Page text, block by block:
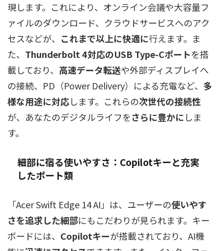
現します。これにより、オンライン会議や大容量フ
ァイルのダウンロード、クラウドサービスへのアク
セスなどが、 これまで以上に快適に行えます。ま
た、 Thunderbolt 4対応のUSB Type-Cポートを搭
載しており、 高速データ転送や外部ディスプレイへ
の接続、PD（Power Delivery）による充電など、 多
様な用途に対応します。これらの次世代の接続性
が、あなたのデジタルライフをさらに豊かにしま
す。
細部に宿る使いやすさ：Copilotキーと充実
したポート類
「Acer Swift Edge 14 AI」は、ユーザーの使いやす
さを追求した細部にもこだわりが見られます。キー
ボードには、 Copilotキーが搭載されており、AI機